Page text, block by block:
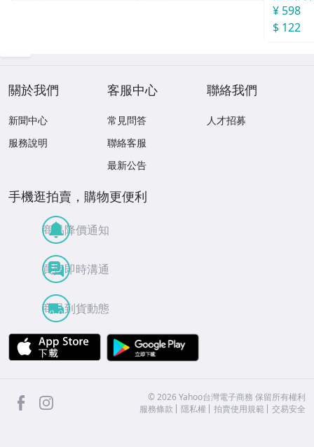
¥ 598
$ 122
關於我們
新聞中心
服務說明
客服中心
常見問答
聯絡客服
最新公告
聯絡我們
人才招募
手機逛拍賣，購物更便利
商品降價通知
買賣即時溝通
商品到貨動態
APP Store
facebook ©2026 Yahoo台灣電子商務 保留所有權利
服務條款
隱私權 拍賣使用規範 交易安全